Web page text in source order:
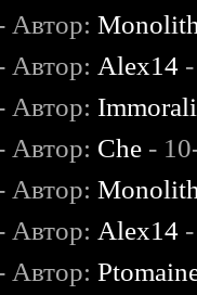
Автор:
Автор: Alex14
Автор:
Автор: Che -
Автор:
Автор: Alex14
Автор: